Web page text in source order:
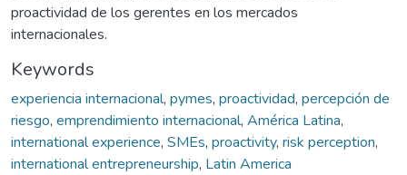
proactividad de los gerentes en los mercados
internacionales.
Keywords
experiencia internacional, pymes, proactividad, percepción de
riesgo, emprendimiento internacional, América Latina,
international experience, SMEs, proactivity, risk perception,
international entrepreneurship, Latin America